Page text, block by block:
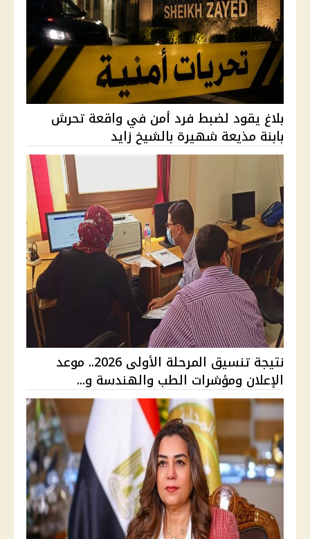
بلاغ يقود لضبط فرد أمن في واقعة تحرش
بابنة مذيعة شهيرة بالشيخ زايد
نتيجة تنسيق المرحلة الأولى 2026.. موعد
الإعلان ومؤشرات الطب والهندسة و...